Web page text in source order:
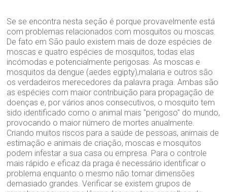
Se se encontra nesta seção é porque provavelmente está
com problemas relacionados com mosquitos ou moscas.
De fato em São paulo existem mais de doze espécies de
moscas e quatro espécies de mosquitos, todas elas
incómodas e potencialmente perigosas. As moscas e
mosquitos da dengue (aedes egipty),malaria e outros são
os verdadeiros merecedores da palavra praga. Ambas são
as espécies com maior contribuição para propagação de
doenças e, por vários anos consecutivos, o mosquito tem
sido identificado como o animal mais "perigoso" do mundo,
provocando o maior número de mortes anualmente.
Criando muitos riscos para a saúde de pessoas, animais de
estimação e animais de criação, moscas e mosquitos
podem infestar a sua casa ou empresa. Para o controle
mais rápido e eficaz da praga é necessário identificar o
problema enquanto o mesmo não tomar dimensões
demasiado grandes. Verificar se existem grupos de